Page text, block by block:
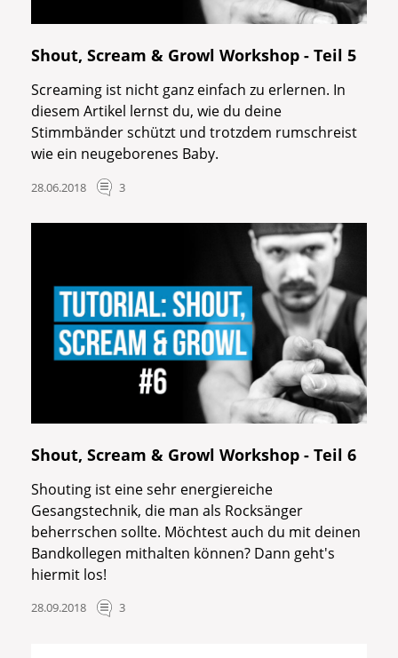
Shout, Scream & Growl Workshop - Teil 5
Screaming ist nicht ganz einfach zu erlernen. In
diesem Artikel lernst du, wie du deine
Stimmbänder schützt und trotzdem rumschreist
wie ein neugeborenes Baby.
28.06.2018 3
Shout, Scream & Growl Workshop - Teil 6
Shouting ist eine sehr energiereiche
Gesangstechnik, die man als Rocksänger
beherrschen sollte. Möchtest auch du mit deinen
Bandkollegen mithalten können? Dann geht's
hiermit los!
28.09.2018 3